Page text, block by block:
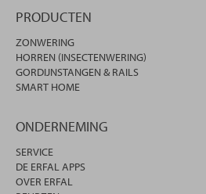
PRODUCTEN
ZONWERING
HORREN (INSECTENWERING)
GORDIJNSTANGEN & RAILS
SMART HOME
ONDERNEMING
SERVICE
DE ERFAL APPS
OVER ERFAL